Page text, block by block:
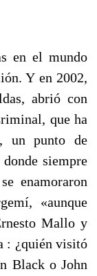
en el mundo
Y en 2002,
abrió con
que ha
un punto de
siempre
enamoraron
«aunque
Mallo y
: ¿quién visitó
Black o John